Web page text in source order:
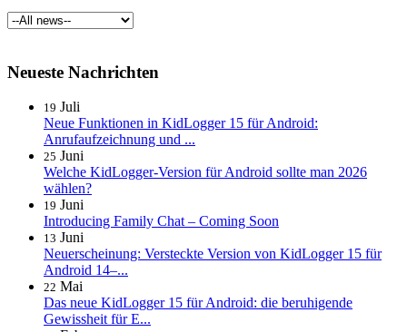
Neueste Nachrichten
19 Juli
Neue Funktionen in KidLogger 15 für Android:
Anrufaufzeichnung und ...
25 Juni
Welche KidLogger-Version für Android sollte man 2026
wählen?
19 Juni
Introducing Family Chat – Coming Soon
13 Juni
Neuerscheinung: Versteckte Version von KidLogger 15 für
Android 14–...
22 Mai
Das neue KidLogger 15 für Android: die beruhigende
Gewissheit für E...